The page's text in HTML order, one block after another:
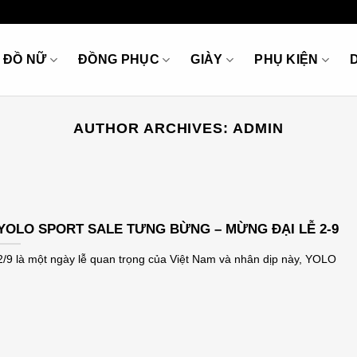
ĐỒ NỮ ĐỒNG PHỤC GIÀY PHỤ KIỆN
AUTHOR ARCHIVES: ADMIN
SPORT SALE TƯNG BỪNG – MỪNG ĐẠI LỄ 2-9
9 là một ngày lễ quan trọng của Việt Nam và nhân dịp này, YOLO